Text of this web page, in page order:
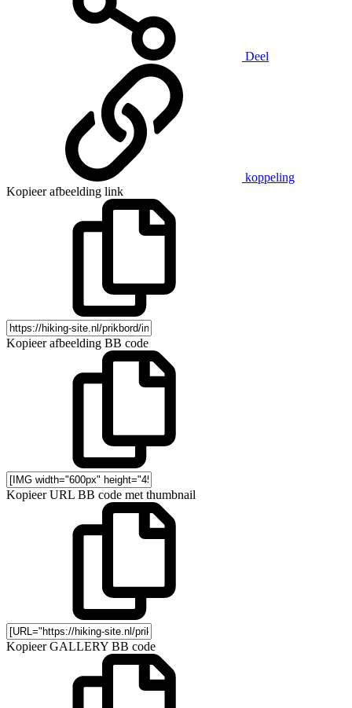
Deel
koppeling
Kopieer afbeelding link
Kopieer afbeelding BB code
Kopieer URL BB code met thumbnail
Kopieer GALLERY BB code